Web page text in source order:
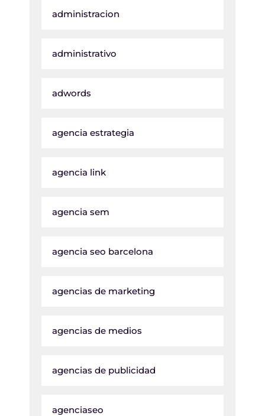
administracion
administrativo
adwords
agencia estrategia
agencia link
agencia sem
agencia seo barcelona
agencias de marketing
agencias de medios
agencias de publicidad
agenciaseo